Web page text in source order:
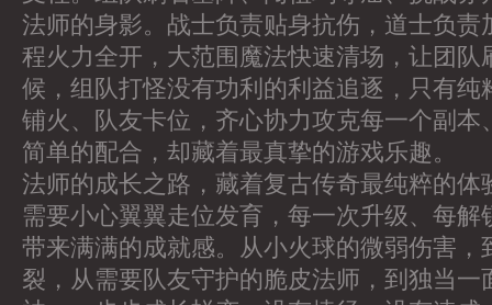
法师的身影。战士负责贴身抗伤，道士负责
程火力全开，大范围魔法快速清场，让团队
候，组队打怪没有功利的利益追逐，只有纯
铺火、队友卡位，齐心协力攻克每一个副本
简单的配合，却藏着最真挚的游戏乐趣。
法师的成长之路，藏着复古传奇最纯粹的体
需要小心翼翼走位发育，每一次升级、每解
带来满满的成就感。从小火球的微弱伤害，
裂，从需要队友守护的脆皮法师，到独当一